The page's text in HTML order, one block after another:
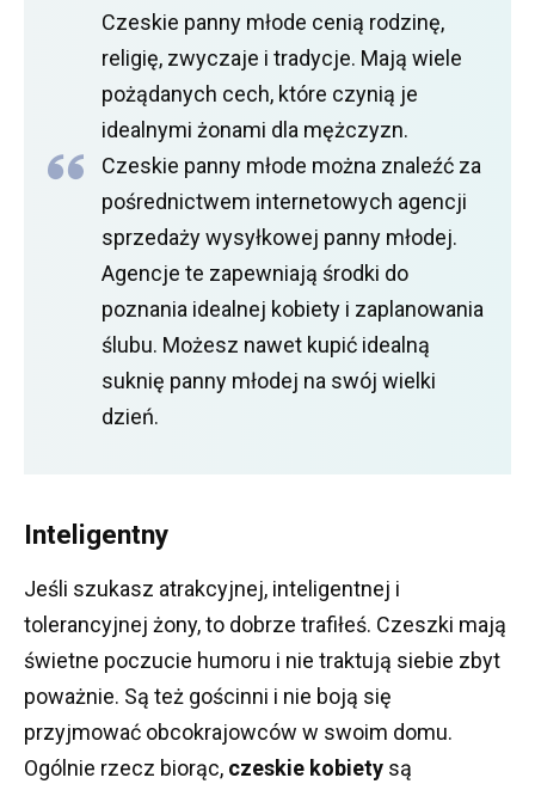
Czeskie panny młode cenią rodzinę,
religię, zwyczaje i tradycje. Mają wiele
pożądanych cech, które czynią je
idealnymi żonami dla mężczyzn.
Czeskie panny młode można znaleźć za
pośrednictwem internetowych agencji
sprzedaży wysyłkowej panny młodej.
Agencje te zapewniają środki do
poznania idealnej kobiety i zaplanowania
ślubu. Możesz nawet kupić idealną
suknię panny młodej na swój wielki
dzień.
Inteligentny
Jeśli szukasz atrakcyjnej, inteligentnej i
tolerancyjnej żony, to dobrze trafiłeś. Czeszki mają
świetne poczucie humoru i nie traktują siebie zbyt
poważnie. Są też gościnni i nie boją się
przyjmować obcokrajowców w swoim domu.
Ogólnie rzecz biorąc, czeskie kobiety są